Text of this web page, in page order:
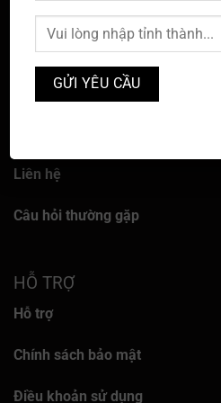
Về chúng tôi
Liên hệ
Câu hỏi thường gặp
HỖ TRỢ
Hỗ trợ
Chính sách bảo mật
Điều khoản sử dụng